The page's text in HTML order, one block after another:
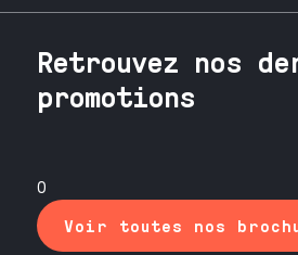
Retrouvez nos
promotions
Voir toutes nos
0